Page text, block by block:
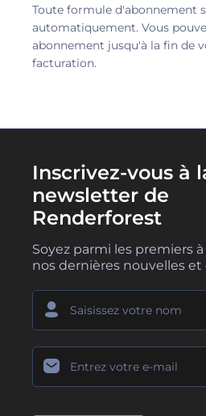
Toute formule d'abonnement
automatiquement. Vous
abonnement jusqu'à la fin de
facturation.
Inscrivez-vous à
newsletter de
Renderforest
Soyez parmi les premiers
nos dernières nouvelles et